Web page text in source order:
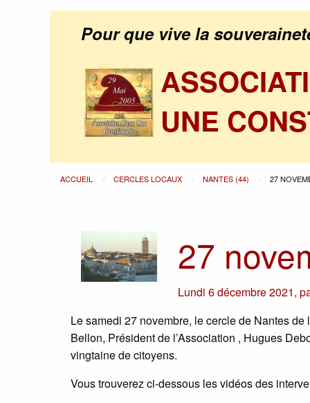
Pour que vive la
UNE
ACCUEIL CERCLES LOCAUX NANTES (44) 27
27
Lundi 6 décembre 2021,
Le samedi 27 novembre, le cercle de Nantes
Bellon, Président de l’Association , Hugues
vingtaine de citoyens.
Vous trouverez ci-dessous les vidéos des